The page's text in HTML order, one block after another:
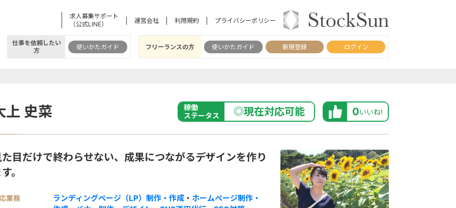
求人募集サポート
（公式LINE）
運営会社 利用規約 プライバシーポリシー
仕事を依頼したい
方
使いかたガイド フリーランスの方 使いかたガイド 新規登録 ログイン
上 史菜
稼働
ステータス
◎現在対応可能 0いいね!
目だけで終わらせない、成果につながるデザインを作り
。
業務 ランディングページ（LP）制作・作成 ・ ホームページ制作・